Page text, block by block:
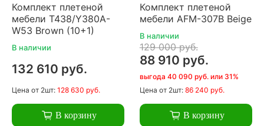
Комплект плетеной
мебели T438/Y380A-
W53 Brown (10+1)
В наличии
132 610 руб.
Цена от 2шт: 128 630 руб.
В корзину
Комплект плетеной
мебели AFM-307B Beige
В наличии
129 000 руб.
88 910 руб.
выгода 40 090 руб. или 31%
Цена от 2шт: 86 240 руб.
В корзину